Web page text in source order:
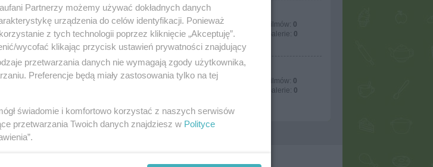
ekkore
Przepisów:
Artykułów:7
Filmów: 0
Galerie: 0
gabigold
Przepisów: Filmów: 0
Galerie: 0
Partnerzy możemy używać dokładnych danych
urządzenia do celów identyfikacji. Ponieważ
z tych technologii poprzez kliknięcie „Akceptuję”.
wycofać klikając przycisk ustawień prywatności znajdujący
przetwarzania danych nie wymagają zgody użytkownika,
Preferencje będą miały zastosowania tylko na tej
świadomie i komfortowo korzystać z naszych serwisów
przetwarzania Twoich danych znajdziesz w Polityce